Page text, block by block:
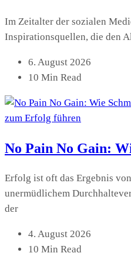
Im Zeitalter der sozialen
Inspirationsquellen, die den
6. August 2026
10 Min Read
No Pain No Gain:
Erfolg ist oft das Ergebnis
unermüdlichem
der
4. August 2026
10 Min Read